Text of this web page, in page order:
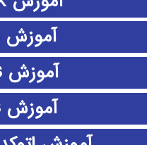
آموزش abaqus
آموزش ANSYS
آموزش ArcGIS